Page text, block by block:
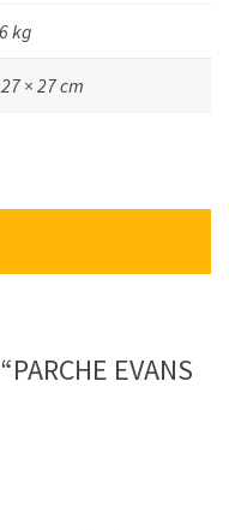
kg
× 27 cm
EVANS